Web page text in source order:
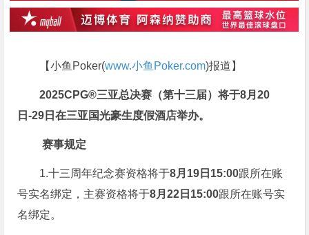
【小鱼Poker(www.小鱼Poker.com)报道】
2025CPG®三亚总决赛（第十三届）将于8月20
日-29日在三亚国光豪生度假酒店举办。
赛事规定
1.十三周年纪念赛资格将于8月19日15:00跟所在账
号实名绑定，主赛资格将于8月22日15:00跟所在账号实
名绑定。